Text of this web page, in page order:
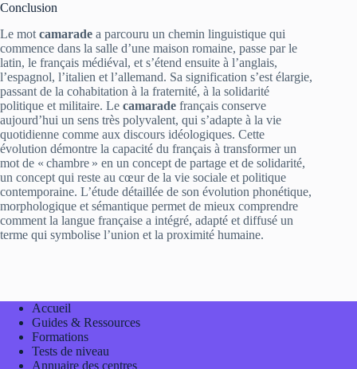
Conclusion
Le mot camarade a parcouru un chemin linguistique qui
commence dans la salle d’une maison romaine, passe par le
latin, le français médiéval, et s’étend ensuite à l’anglais,
l’espagnol, l’italien et l’allemand. Sa signification s’est élargie,
passant de la cohabitation à la fraternité, à la solidarité
politique et militaire. Le camarade français conserve
aujourd’hui un sens très polyvalent, qui s’adapte à la vie
quotidienne comme aux discours idéologiques. Cette
évolution démontre la capacité du français à transformer un
mot de « chambre » en un concept de partage et de solidarité,
un concept qui reste au cœur de la vie sociale et politique
contemporaine. L’étude détaillée de son évolution phonétique,
morphologique et sémantique permet de mieux comprendre
comment la langue française a intégré, adapté et diffusé un
terme qui symbolise l’union et la proximité humaine.
Accueil
Guides & Ressources
Formations
Tests de niveau
Annuaire des centres